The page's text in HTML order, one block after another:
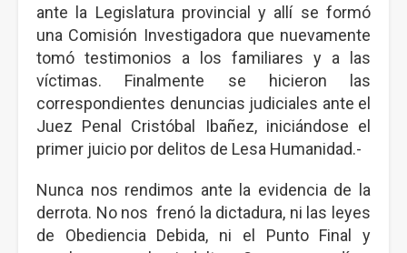
ante la Legislatura provincial y allí se formó
una Comisión Investigadora que nuevamente
tomó testimonios a los familiares y a las
víctimas. Finalmente se hicieron las
correspondientes denuncias judiciales ante el
Juez Penal Cristóbal Ibañez, iniciándose el
primer juicio por delitos de Lesa Humanidad.-
Nunca nos rendimos ante la evidencia de la
derrota. No nos frenó la dictadura, ni las leyes
de Obediencia Debida, ni el Punto Final y